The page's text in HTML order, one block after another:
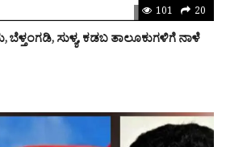
101 20
ಬೆಳ್ತಂಗಡಿ, ಸುಳ್ಯ, ಕಡಬ ತಾಲೂಕುಗಳಿಗೆ ನಾಳೆ